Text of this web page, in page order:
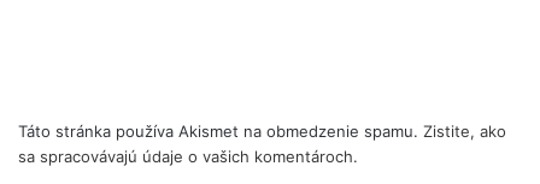
Táto stránka používa Akismet na obmedzenie spamu. Zistite, ako
sa spracovávajú údaje o vašich komentároch.